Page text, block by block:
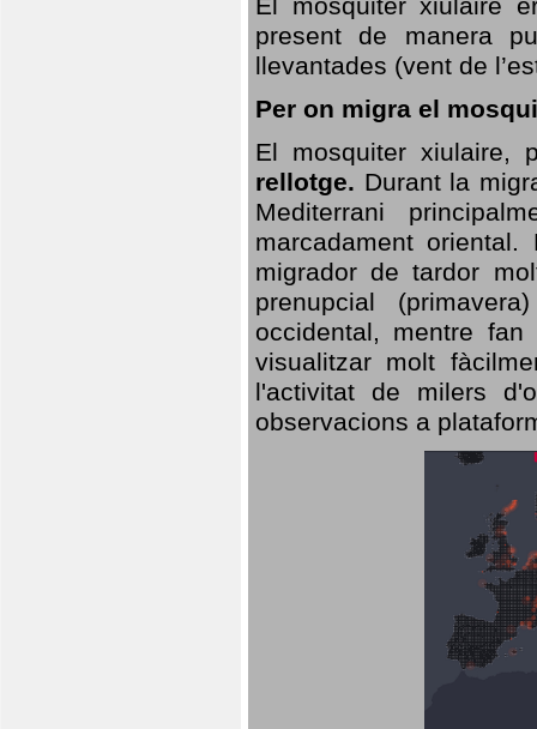
El mosquiter xiulaire
present de manera
llevantades (vent de
Per on migra el
El mosquiter xiulaire,
rellotge. Durant la
Mediterrani
marcadament
migrador de tardor
prenupcial
occidental, mentre
visualitzar molt
l'activitat de milers
observacions a